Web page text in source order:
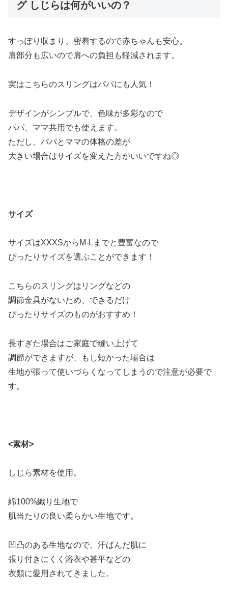
グ しじらは何がいいの？
すっぽり収まり、密着するので赤ちゃんも安心。
肩部分も広いので肩への負担も軽減されます。
実はこちらのスリングはパパにも人気！
デザインがシンプルで、色味が多彩なので
パパ、ママ共用でも使えます。
ただし、パパとママの体格の差が
大きい場合はサイズを変えた方がいいですね◎
サイズ
サイズはXXXSからM-Lまでと豊富なので
ぴったりサイズを選ぶことができます！
こちらのスリングはリングなどの
調節金具がないため、できるだけ
ぴったりサイズのものがおすすめ！
長すぎた場合はご家庭で縫い上げて
調節ができますが、もし短かった場合は
生地が張って使いづらくなってしまうので注意が必要で
す。
<素材>
しじら素材を使用。
綿100%織り生地で
肌当たりの良い柔らかい生地です。
凹凸のある生地なので、汗ばんだ肌に
張り付きにくく浴衣や甚平などの
衣類に愛用されてきました。